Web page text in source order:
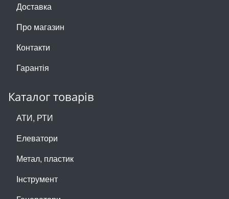
Доставка
Про магазин
Контакти
Гарантія
Каталог товарів
АТИ, РТИ
Елеватори
Метал, пластик
Інструмент